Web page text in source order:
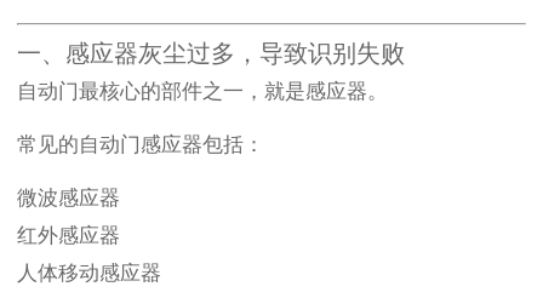
一、感应器灰尘过多，导致识别失败
自动门最核心的部件之一，就是感应器。
常见的自动门感应器包括：
微波感应器
红外感应器
人体移动感应器